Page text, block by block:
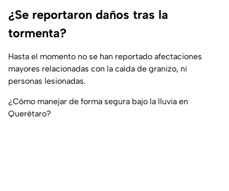
¿Se reportaron daños tras la
tormenta?
Hasta el momento no se han reportado afectaciones
mayores relacionadas con la caída de granizo, ni
personas lesionadas.
¿Cómo manejar de forma segura bajo la lluvia en
Querétaro?